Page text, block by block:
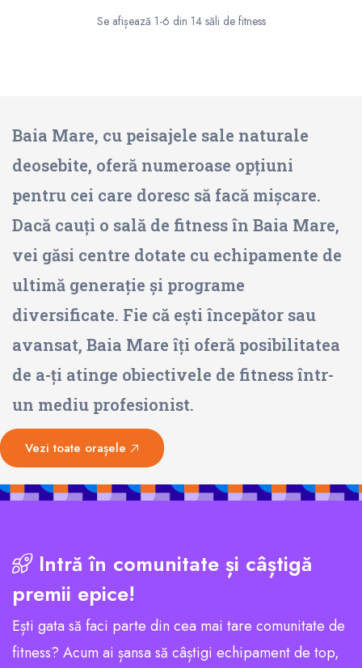
Se afișează 1-6 din 14 săli de fitness
Baia Mare, cu peisajele sale naturale
deosebite, oferă numeroase opțiuni
pentru cei care doresc să facă mișcare.
Dacă cauți o sală de fitness în Baia Mare,
vei găsi centre dotate cu echipamente de
ultimă generație și programe
diversificate. Fie că ești începător sau
avansat, Baia Mare îți oferă posibilitatea
de a-ți atinge obiectivele de fitness într-
un mediu profesionist.
Vezi toate orașele
Intră în comunitate și câștigă
premii epice!
Ești gata să faci parte din cea mai tare comunitate de
fitness? Acum ai șansa să câștigi echipament de top,